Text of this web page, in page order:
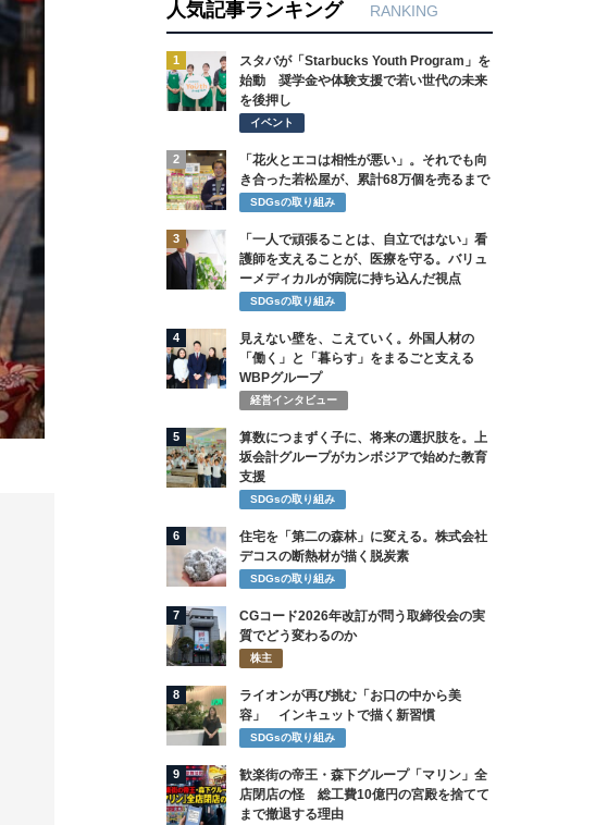
人気記事ランキング RANKING
1
スタバが「Starbucks Youth Program」を
始動 奨学金や体験支援で若い世代の未来
を後押し
イベント
2
「花火とエコは相性が悪い」。それでも向
き合った若松屋が、累計68万個を売るまで
SDGsの取り組み
3
「一人で頑張ることは、自立ではない」看
護師を支えることが、医療を守る。バリュ
ーメディカルが病院に持ち込んだ視点
SDGsの取り組み
4
見えない壁を、こえていく。外国人材の
「働く」と「暮らす」をまるごと支える
WBPグループ
経営インタビュー
5
算数につまずく子に、将来の選択肢を。上
坂会計グループがカンボジアで始めた教育
支援
SDGsの取り組み
6
住宅を「第二の森林」に変える。株式会社
デコスの断熱材が描く脱炭素
SDGsの取り組み
7
CGコード2026年改訂が問う取締役会の実
質でどう変わるのか
株主
8
ライオンが再び挑む「お口の中から美
容」 インキュットで描く新習慣
SDGsの取り組み
9
歓楽街の帝王・森下グループ「マリン」全
店閉店の怪 総工費10億円の宮殿を捨てて
まで撤退する理由